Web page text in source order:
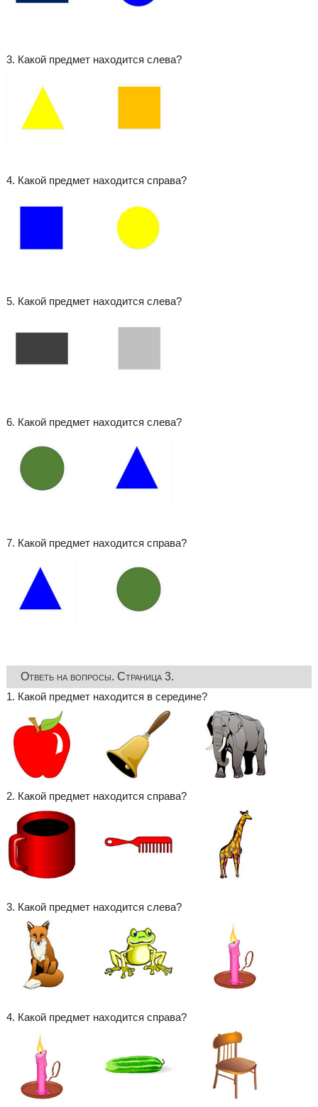
3. Какой предмет находится слева?
4. Какой предмет находится справа?
5. Какой предмет находится слева?
6. Какой предмет находится слева?
7. Какой предмет находится справа?
Ответь на вопросы. Страница 3.
1. Какой предмет находится в середине?
2. Какой предмет находится справа?
3. Какой предмет находится слева?
4. Какой предмет находится справа?